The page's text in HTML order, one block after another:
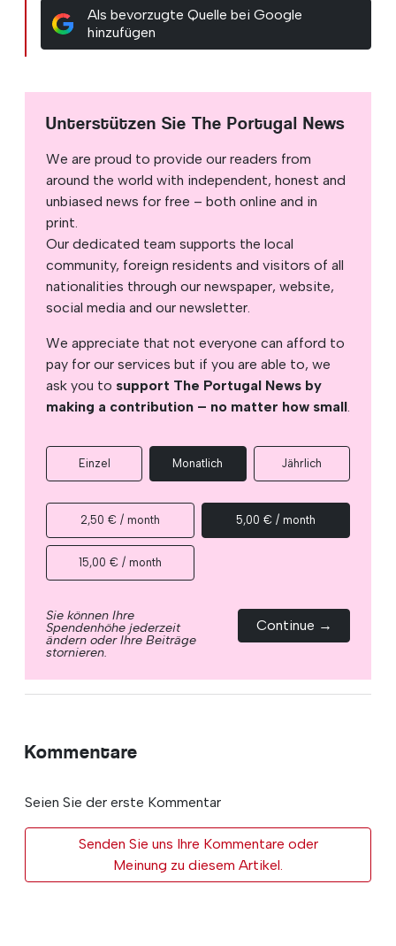
Als bevorzugte Quelle bei Google
hinzufügen
Unterstützen Sie The Portugal News
We are proud to provide our readers from
around the world with independent, honest and
unbiased news for free – both online and in
print.
Our dedicated team supports the local
community, foreign residents and visitors of all
nationalities through our newspaper, website,
social media and our newsletter.
We appreciate that not everyone can afford to
pay for our services but if you are able to, we
ask you to support The Portugal News by
making a contribution – no matter how small.
Einzel Monatlich Jährlich
2,50 € / month 5,00 € / month
15,00 € / month
Sie können Ihre
Spendenhöhe jederzeit
ändern oder Ihre Beiträge
stornieren.
Continue →
Kommentare
Seien Sie der erste Kommentar
Senden Sie uns Ihre Kommentare oder
Meinung zu diesem Artikel.